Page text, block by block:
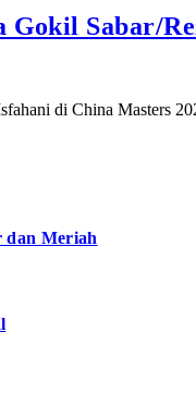
Sabar/
di China Masters
dan Meriah